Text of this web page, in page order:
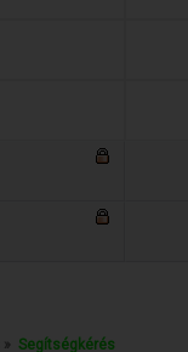
» Segítségkérés